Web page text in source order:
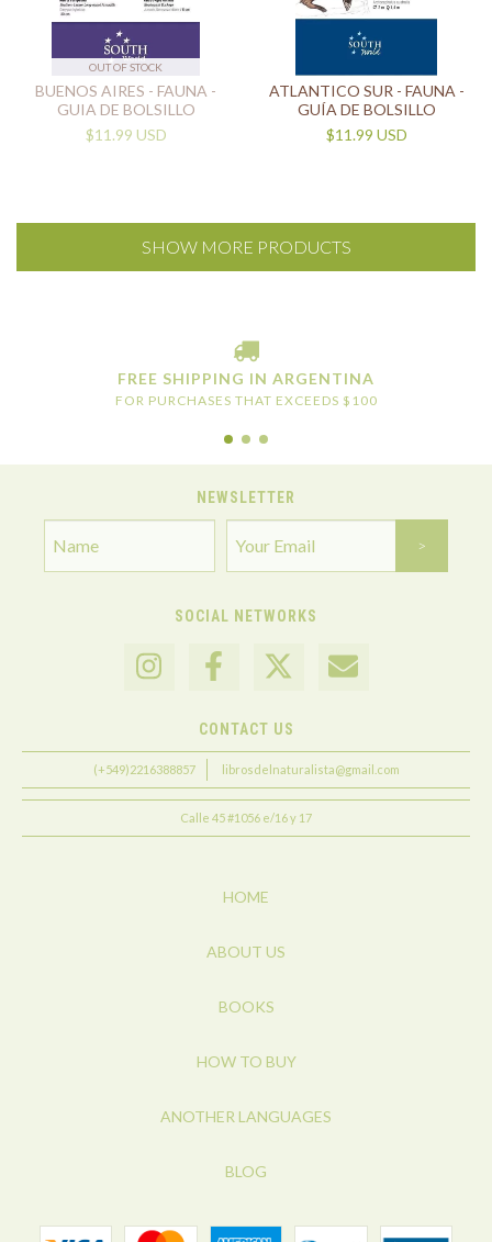
OUT OF STOCK
BUENOS AIRES - FAUNA -
GUIA DE BOLSILLO
$11.99 USD
ATLANTICO SUR - FAUNA -
GUÍA DE BOLSILLO
$11.99 USD
SHOW MORE PRODUCTS
FREE SHIPPING IN ARGENTINA
FOR PURCHASES THAT EXCEEDS $100
NEWSLETTER
SOCIAL NETWORKS
CONTACT US
(+549)2216388857 librosdelnaturalista@gmail.com
Calle 45 #1056 e/16 y 17
HOME
ABOUT US
BOOKS
HOW TO BUY
ANOTHER LANGUAGES
BLOG